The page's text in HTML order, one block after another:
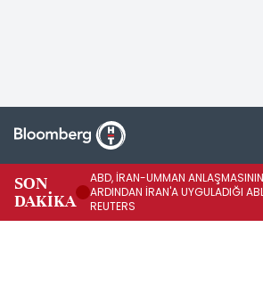
SON
DAKİKA
ABD, İRAN-UMMAN
ARDINDAN İRAN'A UYGULADIĞI
REUTERS